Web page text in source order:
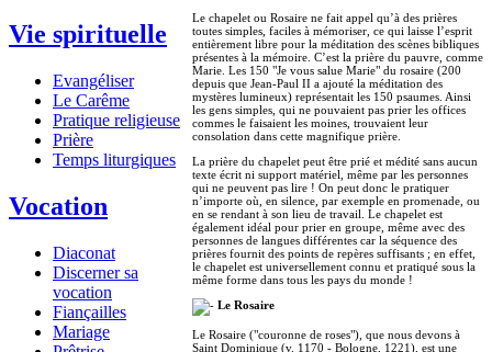
Vie spirituelle
Evangéliser
Le Carême
Pratique religieuse
Prière
Temps liturgiques
Vocation
Diaconat
Discerner sa
vocation
Fiançailles
Mariage
Le chapelet ou Rosaire ne fait appel qu’à des prières
toutes simples, faciles à mémoriser, ce qui laisse l’esprit
entièrement libre pour la méditation des scènes bibliques
présentes à la mémoire. C’est la prière du pauvre, comme
Marie. Les 150 "Je vous salue Marie" du rosaire (200
depuis que Jean-Paul II a ajouté la méditation des
mystères lumineux) représentait les 150 psaumes. Ainsi
les gens simples, qui ne pouvaient pas prier les offices
commes le faisaient les moines, trouvaient leur
consolation dans cette magnifique prière.
La prière du chapelet peut être prié et médité sans aucun
texte écrit ni support matériel, même par les personnes
qui ne peuvent pas lire ! On peut donc le pratiquer
n’importe où, en silence, par exemple en promenade, ou
en se rendant à son lieu de travail. Le chapelet est
également idéal pour prier en groupe, même avec des
personnes de langues différentes car la séquence des
prières fournit des points de repères suffisants ; en effet,
le chapelet est universellement connu et pratiqué sous la
même forme dans tous les pays du monde !
Le Rosaire
Le Rosaire ("couronne de roses"), que nous devons à
Saint Dominique (v. 1170 - Bologne, 1221), est une